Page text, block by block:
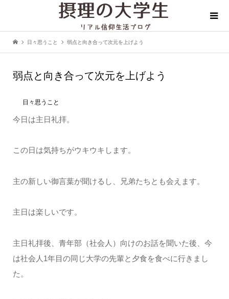
日々思うこと 弱点と向き合って次元を上げよう
弱点と向き合って次元を上げよう
日々思うこと
今日は主日礼拝。
この日は気持ちがウキウキします。
主の新しい御言葉が聞けるし、兄弟たちとも会えます。
主日は楽しいです。
主日礼拝後、青年部（社会人）向けのお話を聞いた後、今
は社会人1年目の同じ大学の先輩と夕食を食べに行きまし
た。